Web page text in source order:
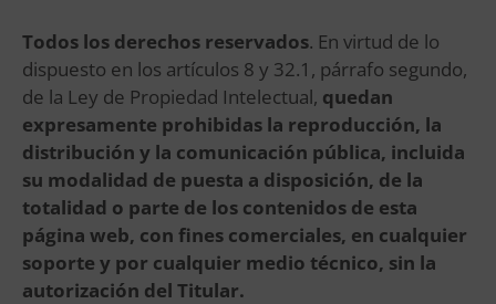
Todos los derechos reservados. En virtud de lo
dispuesto en los artículos 8 y 32.1, párrafo segundo,
de la Ley de Propiedad Intelectual, quedan
expresamente prohibidas la reproducción, la
distribución y la comunicación pública, incluida
su modalidad de puesta a disposición, de la
totalidad o parte de los contenidos de esta
página web, con fines comerciales, en cualquier
soporte y por cualquier medio técnico, sin la
autorización del Titular.